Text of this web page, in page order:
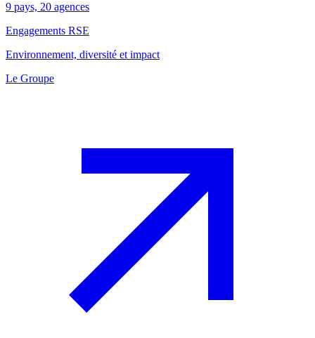
9 pays, 20 agences
Engagements RSE
Environnement, diversité et impact
Le Groupe